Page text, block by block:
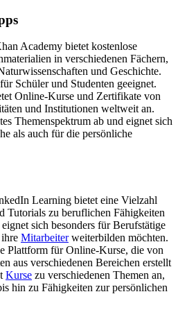
Academy bietet kostenlose
in verschiedenen Fächern,
und Geschichte.
Schüler und Studenten geeignet.
Online-Kurse und Zertifikate von
und Institutionen weltweit an.
Themenspektrum ab und eignet sich
als auch für die persönliche
Learning bietet eine Vielzahl
Tutorials zu beruflichen Fähigkeiten
sich besonders für Berufstätige
Mitarbeiterweiterbilden möchten.
Plattform für Online-Kurse, die von
aus verschiedenen Bereichen erstellt
Kurse zu verschiedenen Themen an,
hin zu Fähigkeiten zur persönlichen